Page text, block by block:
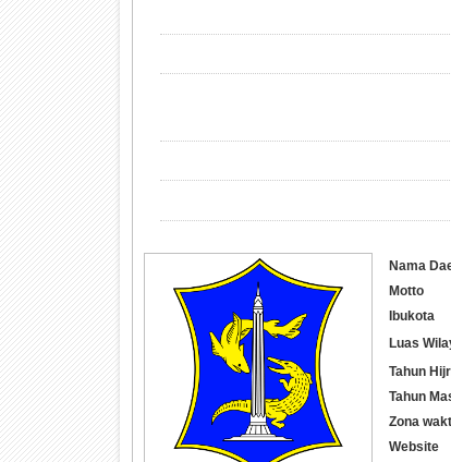
Nama
Motto
Ibukota
Luas
Tahun
Tahun
Zona
Website